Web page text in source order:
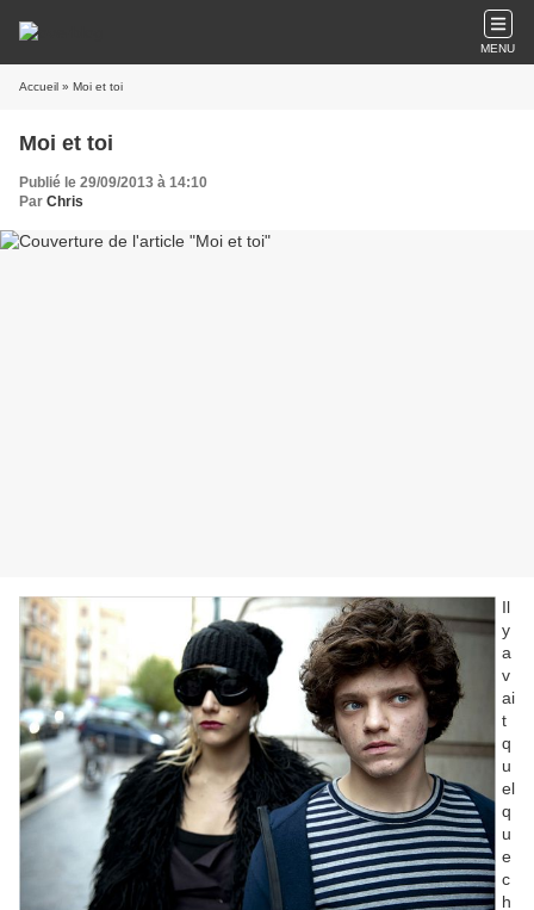
MENU
Accueil » Moi et toi
Moi et toi
Publié le 29/09/2013 à 14:10
Par Chris
Il
y
a
v
ai
t
q
u
el
q
u
e
c
h